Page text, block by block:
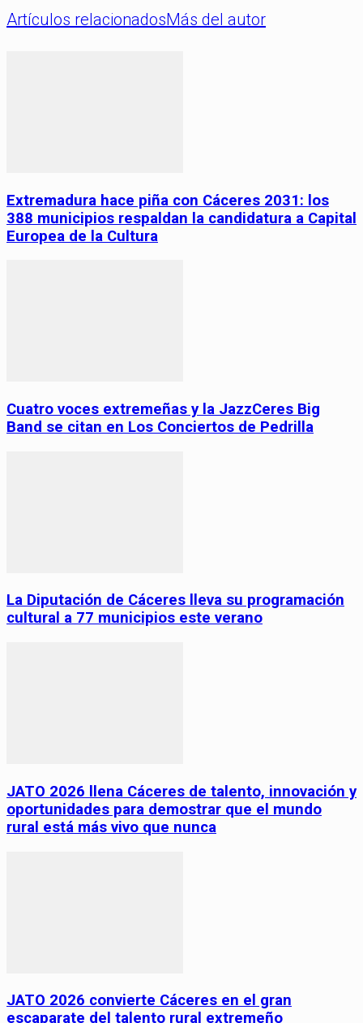
Artículos relacionadosMás del autor
Extremadura hace piña con Cáceres 2031: los
388 municipios respaldan la candidatura a Capital
Europea de la Cultura
Cuatro voces extremeñas y la JazzCeres Big
Band se citan en Los Conciertos de Pedrilla
La Diputación de Cáceres lleva su programación
cultural a 77 municipios este verano
JATO 2026 llena Cáceres de talento, innovación y
oportunidades para demostrar que el mundo
rural está más vivo que nunca
JATO 2026 convierte Cáceres en el gran
escaparate del talento rural extremeño